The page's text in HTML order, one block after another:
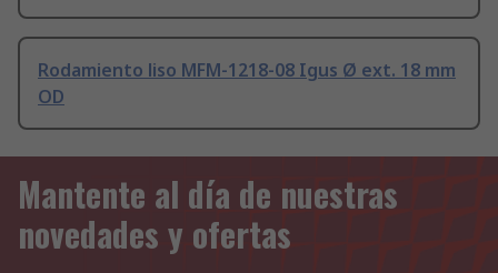
Rodamiento liso MFM-1218-08 Igus Ø ext. 18 mm
OD
Mantente al día de nuestras
novedades y ofertas